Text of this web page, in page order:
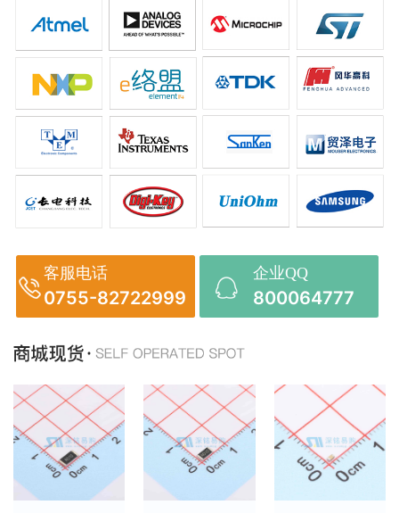
AMD二季度营收增50%，数据中心业务将翻倍
客服电话
0755-82722999
企业QQ
800064777